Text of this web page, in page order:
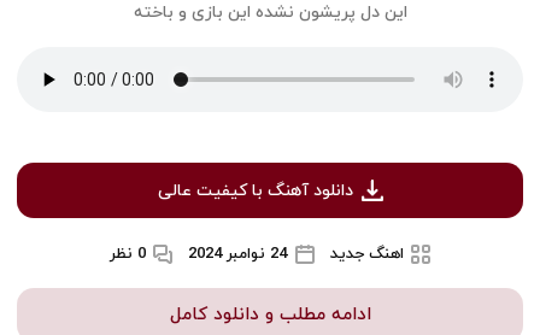
این دل پریشون نشده این بازی و باخته
دانلود آهنگ با کیفیت عالی
اهنگ جدید 24 نوامبر 2024 0 نظر
ادامه مطلب و دانلود کامل